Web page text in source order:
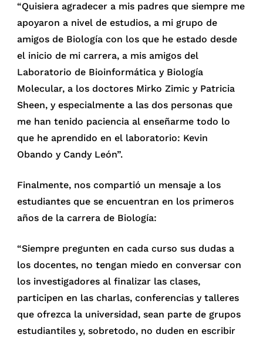
“Quisiera agradecer a mis padres que siempre me
apoyaron a nivel de estudios, a mi grupo de
amigos de Biología con los que he estado desde
el inicio de mi carrera, a mis amigos del
Laboratorio de Bioinformática y Biología
Molecular, a los doctores Mirko Zimic y Patricia
Sheen, y especialmente a las dos personas que
me han tenido paciencia al enseñarme todo lo
que he aprendido en el laboratorio: Kevin
Obando y Candy León”.
Finalmente, nos compartió un mensaje a los
estudiantes que se encuentran en los primeros
años de la carrera de Biología:
“Siempre pregunten en cada curso sus dudas a
los docentes, no tengan miedo en conversar con
los investigadores al finalizar las clases,
participen en las charlas, conferencias y talleres
que ofrezca la universidad, sean parte de grupos
estudiantiles y, sobretodo, no duden en escribir